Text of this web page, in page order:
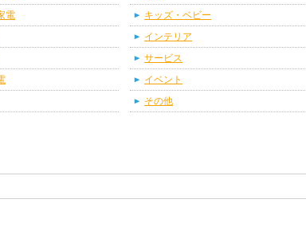
電
キッズ・ベビー
インテリア
サービス
イベント
その他